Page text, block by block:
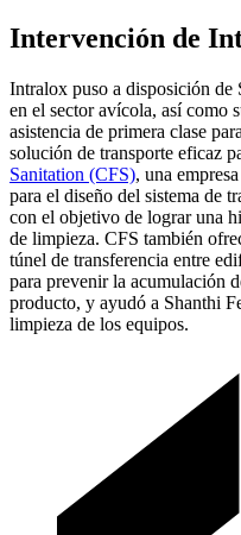
Intervención de
Intralox puso a disposición de
en el sector avícola, así como
asistencia de primera clase
solución de transporte eficaz
Sanitation (CFS), una
para el diseño del sistema de
con el objetivo de lograr una
de limpieza. CFS también
túnel de transferencia entre
para prevenir la acumulación
producto, y ayudó a Shanthi
limpieza de los equipos.